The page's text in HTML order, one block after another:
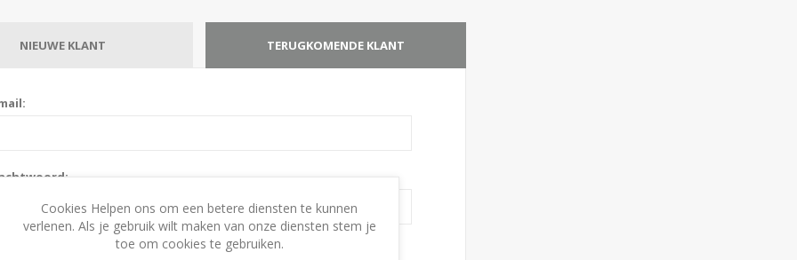
NIEUWE KLANT TERUGKOMENDE KLANT
Onthoudt mij? Wachtwoord vergeten?
Cookies Helpen ons om een betere diensten te kunnen
verlenen. Als je gebruik wilt maken van onze diensten stem je
toe om cookies te gebruiken.